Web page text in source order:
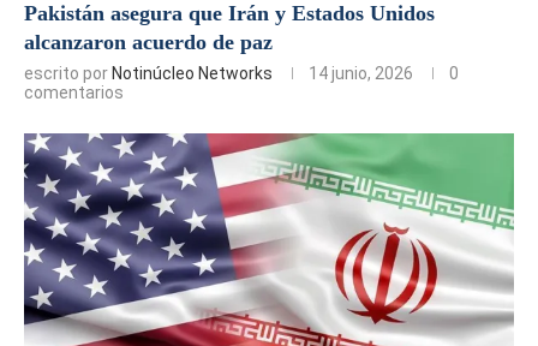
Pakistán asegura que Irán y Estados Unidos
alcanzaron acuerdo de paz
escrito por Notinúcleo Networks 14 junio, 2026
0
comentarios